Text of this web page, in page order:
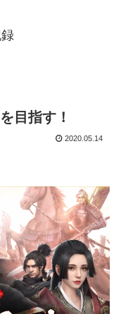
目指す！
2020.05.14